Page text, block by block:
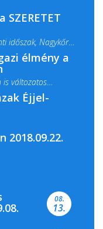
időszak, Nagykőrös
és közös...
élmény a
változatos
Éjjel-
várja a
2018.09.22.
08.
13.